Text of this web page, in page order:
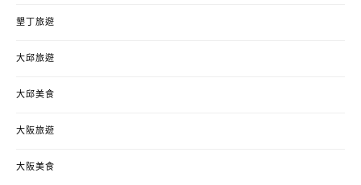
墾丁旅遊
大邱旅遊
大邱美食
大阪旅遊
大阪美食